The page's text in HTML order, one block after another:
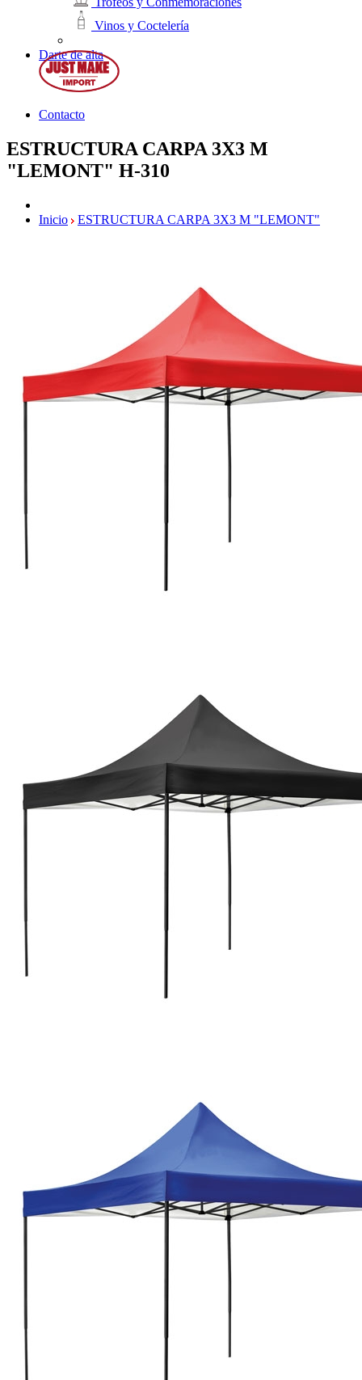
Vinos y Coctelería
Darte de alta
Contacto
ESTRUCTURA CARPA 3X3 M
"LEMONT" H-310
Inicio ESTRUCTURA CARPA 3X3 M "LEMONT"